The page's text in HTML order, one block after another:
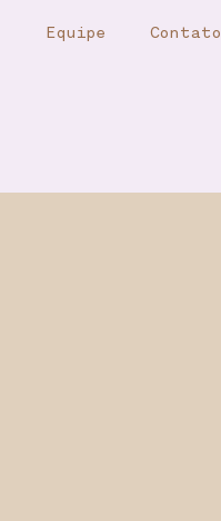
Equipe Contato